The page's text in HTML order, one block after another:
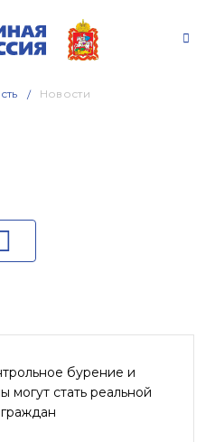
Новости
бурение и
стать реальной